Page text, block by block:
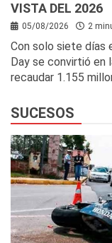
VISTA DEL 2026
05/08/2026 2
Con solo siete días
Day se convirtió en
recaudar 1.155
SUCESOS